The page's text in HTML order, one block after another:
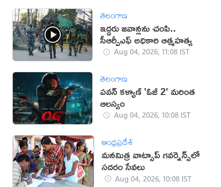
తెలంగాణ
ఇద్దరు జవాన్లను చంపి..
సీఆర్పీఎఫ్ అధికారి ఆత్మహత్య
Aug 04, 2026, 11:08 IST
తెలంగాణ
పవన్ కళ్యాణ్ 'ఓజీ 2' మరింత
ఆలస్యం
Aug 04, 2026, 10:08 IST
ఆంధ్రప్రదేశ్
మ‌న‌మిత్ర వాట్సాప్ గ‌వ‌ర్నెన్స్‌లో
స‌ద‌రం సేవ‌లు
Aug 04, 2026, 10:08 IST